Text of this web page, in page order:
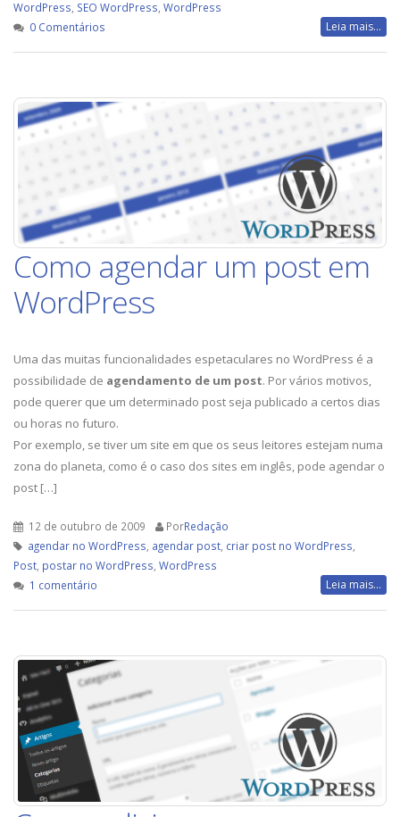
WordPress SEO WordPress WordPress
0 Comentários
Leia mais...
Como agendar um post em
WordPress
Uma das muitas funcionalidades espetaculares no WordPress é a
possibilidade de agendamento de um post. Por vários motivos,
pode querer que um determinado post seja publicado a certos dias
ou horas no futuro.
Por exemplo, se tiver um site em que os seus leitores estejam numa
zona do planeta, como é o caso dos sites em inglês, pode agendar o
post […]
12 de outubro de 2009 PorRedação
agendar no WordPress agendar post criar post no WordPress
Post postar no WordPress WordPress
1 comentário
post
em
WordPress
Leia mais...